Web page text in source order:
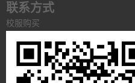
联系方式
校服购买